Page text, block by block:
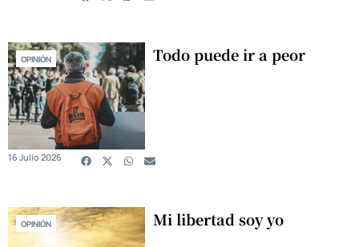
OPINIÓN Todo puede ir a peor
16 Julio 2026
OPINIÓN Mi libertad soy yo